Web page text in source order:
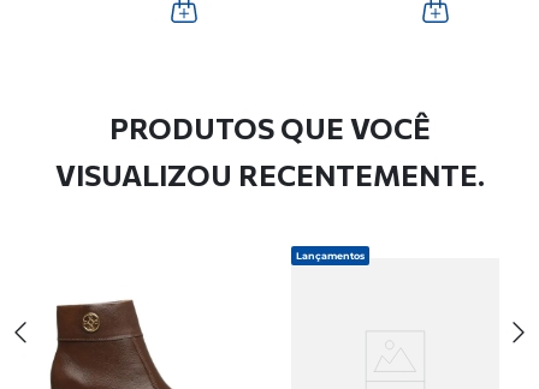
PRODUTOS QUE VOCÊ
VISUALIZOU RECENTEMENTE.
Lançamentos